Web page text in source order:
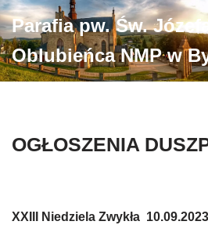
Przejdź
do
treści
Parafia pw. Św.
Oblubieńca NMP w
OGŁOSZENIA
XXIII Niedziela Zwykła